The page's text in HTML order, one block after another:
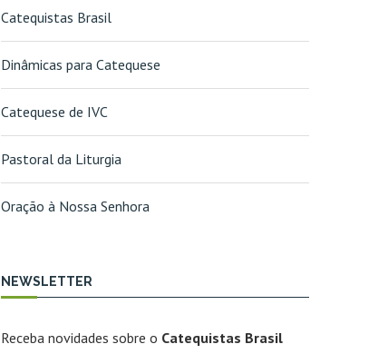
Catequistas Brasil
Dinâmicas para Catequese
Catequese de IVC
Pastoral da Liturgia
Oração à Nossa Senhora
NEWSLETTER
Receba novidades sobre o Catequistas Brasil